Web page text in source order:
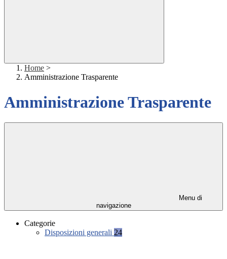
Home >
Amministrazione Trasparente
Amministrazione Trasparente
Menu di
navigazione
Categorie
Disposizioni generali 24